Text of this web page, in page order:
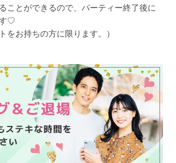
ことができるので、パーティー終了後に
す♡
をお持ちの方に限ります。）